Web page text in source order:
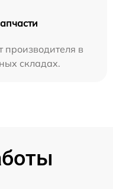
производителя в
складах.